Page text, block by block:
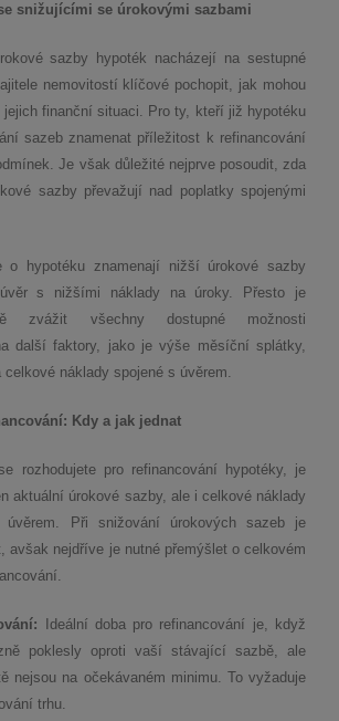
snižujícími se úrokovými sazbami
sazby hypoték nacházejí na sestupné
nemovitostí klíčové pochopit, jak mohou
finanční situaci. Pro ty, kteří již hypotéku
sazeb znamenat příležitost k refinancování
Je však důležité nejprve posoudit, zda
sazby převažují nad poplatky spojenými
o hypotéku znamenají nižší úrokové sazby
s nižšími náklady na úroky. Přesto je
zvážit všechny dostupné možnosti
další faktory, jako je výše měsíční splátky,
celkové náklady spojené s úvěrem.
Kdy a jak jednat
rozhodujete pro refinancování hypotéky, je
aktuální úrokové sazby, ale i celkové náklady
Při snižování úrokových sazeb je
avšak nejdříve je nutné přemýšlet o celkovém
Ideální doba pro refinancování je, když
poklesly oproti vaší stávající sazbě, ale
nejsou na očekávaném minimu. To vyžaduje
trhu.